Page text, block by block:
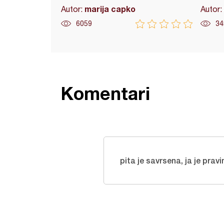
Autor: marija capko
6059
Autor:
Komentari
pita je savrsena, ja je